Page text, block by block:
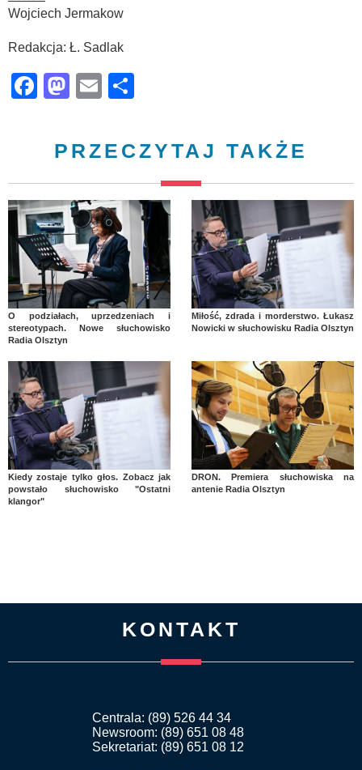
Wojciech Jermakow
Redakcja: Ł. Sadlak
Facebook
Mastodon
Email
PRZECZYTAJ TAKŻE
O podziałach, uprzedzeniach i
stereotypach. Nowe słuchowisko
Radia Olsztyn
Miłość, zdrada i morderstwo. Łukasz
Nowicki w słuchowisku Radia Olsztyn
Kiedy zostaje tylko głos. Zobacz jak
powstało słuchowisko "Ostatni
klangor"
DRON. Premiera słuchowiska na
antenie Radia Olsztyn
KONTAKT
Centrala: (89) 526 44 34
Newsroom: (89) 651 08 48
Sekretariat: (89) 651 08 12